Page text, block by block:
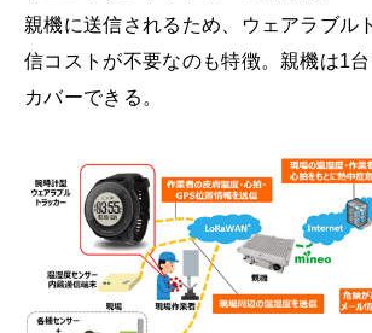
親機に送信されるため、ウェアラブル
信コストが不要なのも特徴。親機は1
カバーできる。